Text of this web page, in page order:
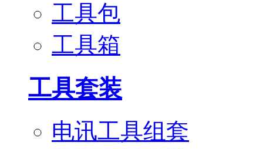
工具包
工具箱
工具套装
电讯工具组套